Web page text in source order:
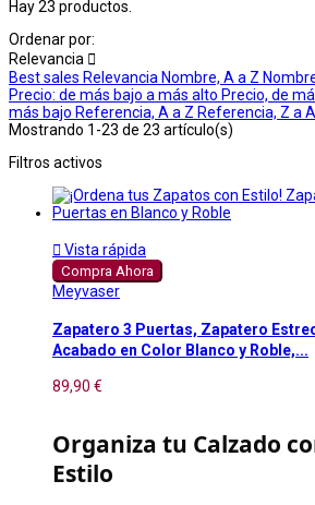
Hay 23 productos.
Ordenar por:
Relevancia 
Best sales Relevancia Nombre, A a Z
Precio: de más bajo a más alto Precio, de
más bajo Referencia, A a Z Referencia, Z a A
Mostrando 1-23 de 23 artículo(s)
Filtros activos
 Vista rápida
Compra Ahora
Meyvaser
Zapatero 3 Puertas, Zapatero
Acabado en Color Blanco y Roble,...
89,90 €
Organiza tu Calzado
Estilo